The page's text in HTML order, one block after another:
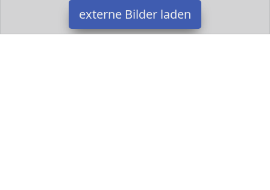
externe Bilder laden